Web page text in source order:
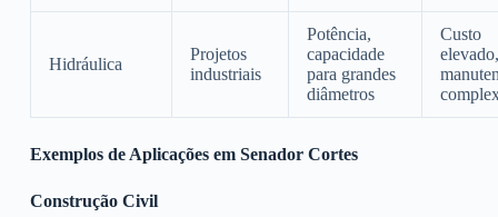
Hidráulica
Projetos
industriais
Potência,
capacidade
para grandes
diâmetros
Custo
elevado,
Exemplos de Aplicações em Senador Cortes
Construção Civil